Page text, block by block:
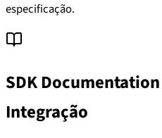
especificação.
SDK
Integração